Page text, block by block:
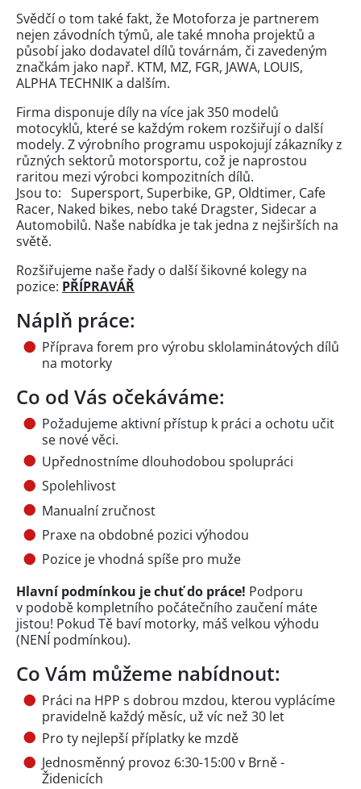
Svědčí o tom také fakt, že Motoforza je partnerem
nejen závodních týmů, ale také mnoha projektů a
působí jako dodavatel dílů továrnám, či zavedeným
značkám jako např. KTM, MZ, FGR, JAWA, LOUIS,
ALPHA TECHNIK a dalším.
Firma disponuje díly na více jak 350 modelů
motocyklů, které se každým rokem rozšiřují o další
modely. Z výrobního programu uspokojují zákazníky z
různých sektorů motorsportu, což je naprostou
raritou mezi výrobci kompozitních dílů.
Jsou to: Supersport, Superbike, GP, Oldtimer, Cafe
Racer, Naked bikes, nebo také Dragster, Sidecar a
Automobilů. Naše nabídka je tak jedna z nejširších na
světě.
Rozšiřujeme naše řady o další šikovné kolegy na
pozice: PŘÍPRAVÁŘ
Náplň práce:
Příprava forem pro výrobu sklolaminátových dílů
na motorky
Co od Vás očekáváme:
Požadujeme aktivní přístup k práci a ochotu učit
se nové věci.
Upřednostníme dlouhodobou spolupráci
Spolehlivost
Manualní zručnost
Praxe na obdobné pozici výhodou
Pozice je vhodná spíše pro muže
Hlavní podmínkou je chuť do práce! Podporu
v podobě kompletního počátečního zaučení máte
jistou! Pokud Tě baví motorky, máš velkou výhodu
(NENÍ podmínkou).
Co Vám můžeme nabídnout:
Práci na HPP s dobrou mzdou, kterou vyplácíme
pravidelně každý měsíc, už víc než 30 let
Pro ty nejlepší příplatky ke mzdě
Jednosměnný provoz 6:30-15:00 v Brně -
Židenicích